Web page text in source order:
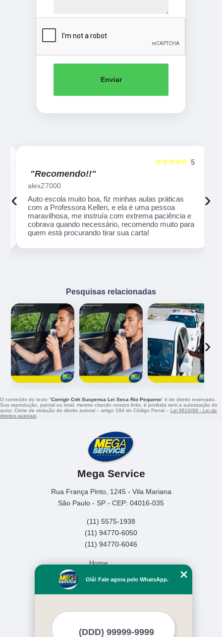
Enviar
5
☆☆☆☆☆
"Recomendo!!"
alexZ7000
Auto escola muito boa, fiz minhas aulas práticas
com a Professora Kellen, e ela é uma pessoa
maravilhosa, me instruía com extrema paciência e
cobrava quando necessário, recomendo muito para
quem está procurando tirar sua carta!
‹ ›
Pesquisas relacionadas
‹ ›
O conteúdo do texto "Corrigir Cnh Suspensa Lei Seca Rio Pequeno" é de direito reservado.
Sua reprodução, parcial ou total, mesmo citando nossos links, é proibida sem a autorização do
autor. Crime de violação de direito autoral – artigo 184 do Código Penal – Lei 9610/98 - Lei de
direitos autorais.
Mega Service
Rua França Pinto, 1245 - Vila Mariana
São Paulo - SP - CEP: 04016-035
(11) 5575-1938
(11) 94770-6050
(11) 94770-6046
Home
Mais Serviços
Olá! Fale agora pelo WhatsApp.